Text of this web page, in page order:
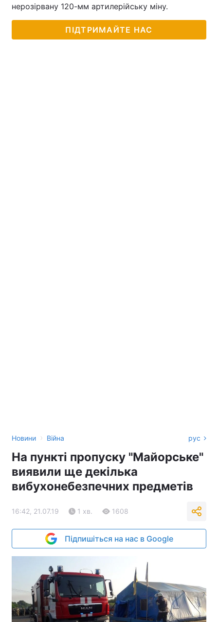
нерозірвану 120-мм артилерійську міну.
ПІДТРИМАЙТЕ НАС
Новини › Війна рус
На пункті пропуску "Майорське"
виявили ще декілька
вибухонебезпечних предметів
16:42, 21.07.19 1 хв. 1608
Підпишіться на нас в Google